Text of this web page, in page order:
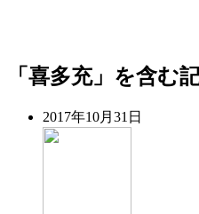
「喜多充」を含む
2017年10月31日